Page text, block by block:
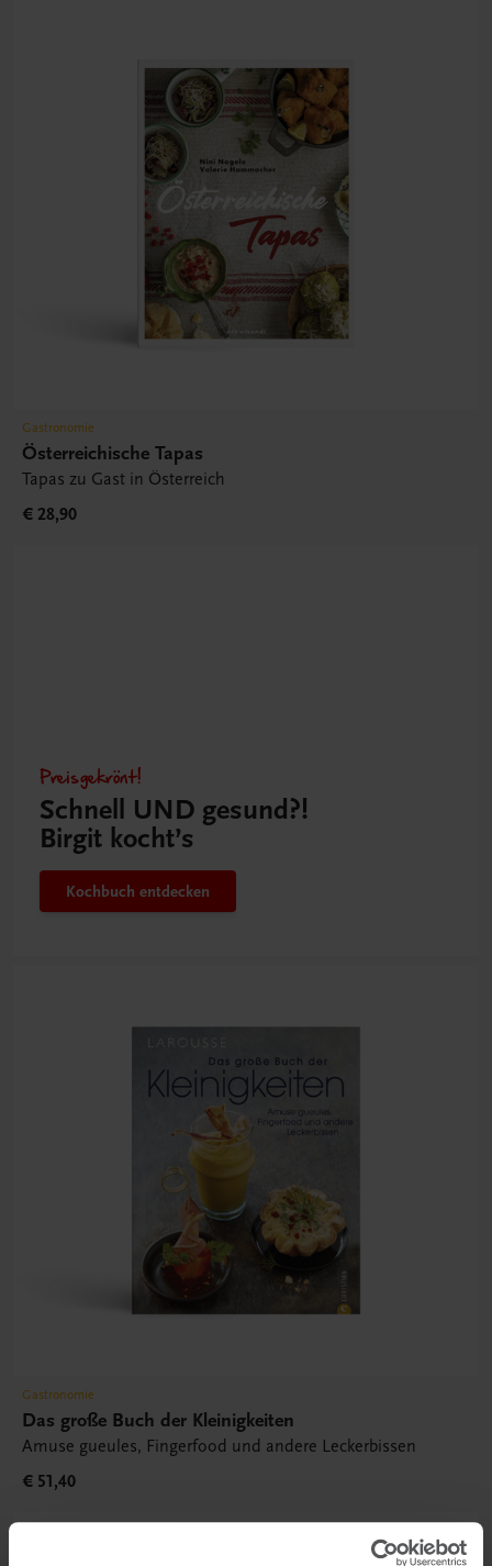
Gastronomie
Österreichische Tapas
Tapas zu Gast in Österreich
€ 28,90
Preisgekrönt!
Schnell UND gesund?!
Birgit kocht’s
Kochbuch entdecken
Gastronomie
Das große Buch der Kleinigkeiten
Amuse gueules, Fingerfood und andere Leckerbissen
€ 51,40